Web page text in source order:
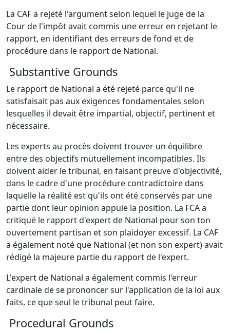
La CAF a rejeté l'argument selon lequel le juge de la
Cour de l'impôt avait commis une erreur en rejetant le
rapport, en identifiant des erreurs de fond et de
procédure dans le rapport de National.
Substantive Grounds
Le rapport de National a été rejeté parce qu'il ne
satisfaisait pas aux exigences fondamentales selon
lesquelles il devait être impartial, objectif, pertinent et
nécessaire.
Les experts au procès doivent trouver un équilibre
entre des objectifs mutuellement incompatibles. Ils
doivent aider le tribunal, en faisant preuve d'objectivité,
dans le cadre d'une procédure contradictoire dans
laquelle la réalité est qu'ils ont été conservés par une
partie dont leur opinion appuie la position. La FCA a
critiqué le rapport d'expert de National pour son ton
ouvertement partisan et son plaidoyer excessif. La CAF
a également noté que National (et non son expert) avait
rédigé la majeure partie du rapport de l'expert.
L'expert de National a également commis l'erreur
cardinale de se prononcer sur l'application de la loi aux
faits, ce que seul le tribunal peut faire.
Procedural Grounds